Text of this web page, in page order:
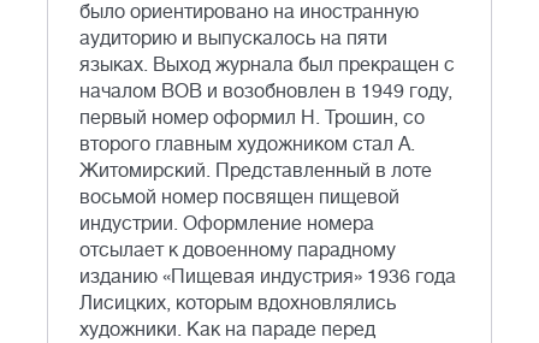
было ориентировано на иностранную
аудиторию и выпускалось на пяти
языках. Выход журнала был прекращен с
началом ВОВ и возобновлен в 1949 году,
первый номер оформил Н. Трошин, со
второго главным художником стал А.
Житомирский. Представленный в лоте
восьмой номер посвящен пищевой
индустрии. Оформление номера
отсылает к довоенному парадному
изданию «Пищевая индустрия» 1936 года
Лисицких, которым вдохновлялись
художники. Как на параде перед